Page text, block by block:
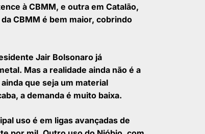
à CBMM, e outra em Catalão,
CBMM é bem maior, cobrindo
Jair Bolsonaro já
Mas a realidade ainda não é a
que seja um material
a demanda é muito baixa.
uso é em ligas avançadas de